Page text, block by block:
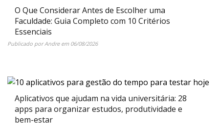
O Que Considerar Antes de Escolher uma
Faculdade: Guia Completo com 10 Critérios
Essenciais
Publicado porAndreem 06/08/2026
Aplicativos que ajudam na vida universitária: 28
apps para organizar estudos, produtividade e
bem-estar